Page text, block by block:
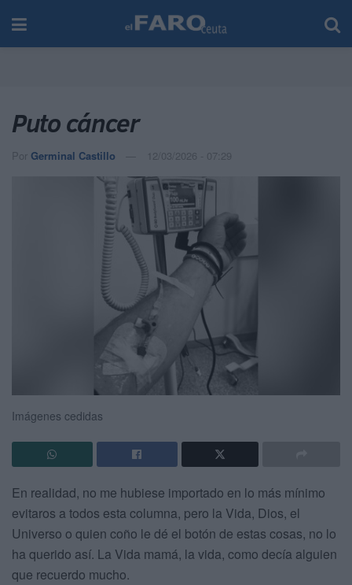
Puto cáncer
Por Germinal Castillo 12/03/2026 - 07:29
Imágenes cedidas
En realidad, no me hubiese importado en lo más mínimo
evitaros a todos esta columna, pero la Vida, Dios, el
Universo o quien coño le dé el botón de estas cosas, no lo
ha querido así. La Vida mamá, la vida, como decía alguien
que recuerdo mucho.